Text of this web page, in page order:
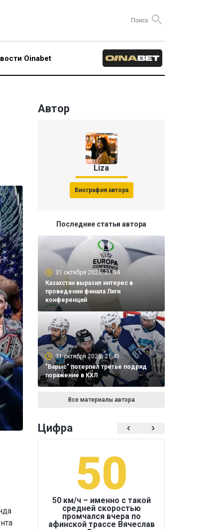
Oinabet
Автор
Liza
Биография автора
Последние статьи автора
31 октября 2025, 21:54
Казахстан выразил интерес в
проведении финала Лиги
конференций
31 октября 2025, 21:41
"Барыс" потерпел третье подряд
поражение в КХЛ
Все материалы автора
Цифра
50
50 км/ч – именно с такой
средней скоростью
промчался вчера по
афинской трассе Вячеслав